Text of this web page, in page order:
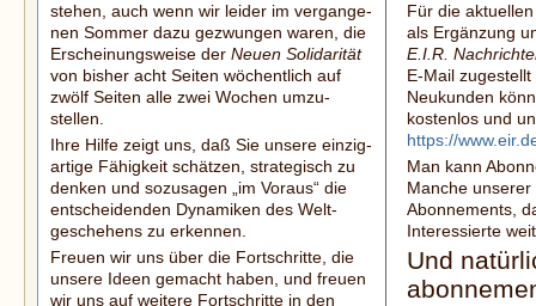
stehen, auch wenn wir leider im vergange­
nen Sommer dazu gezwungen waren, die
Erscheinungsweise der Neuen Solidarität
von bisher acht Seiten wöchentlich auf
zwölf Seiten alle zwei Wochen umzu­
stellen.
Ihre Hilfe zeigt uns, daß Sie unsere ein­zig­
artige Fähigkeit schätzen, strategisch zu
denken und sozusagen „im Voraus“ die
entscheidenden Dynamiken des Welt­
geschehens zu erkennen.
Freuen wir uns über die Fortschritte, die
unsere Ideen gemacht haben, und freuen
wir uns auf weitere Fortschritte in den
Für die
als Ergänzung
E.I.R.
E-Mail zugestellt
Neukunden
kostenlos und
https://
Man kann
Manche
Abonnements,
Interes­sierte
Und